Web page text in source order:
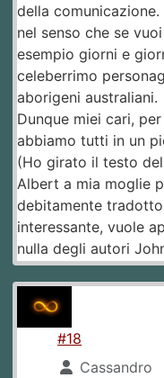
della
nel senso che se
esempio giorni e
celeberrimo
aborigeni australiani.
Dunque miei cari,
abbiamo tutti in un
(Ho girato il testo
Albert a mia moglie
debitamente
interessante, vuole
nulla degli autori
#18
Cassandro